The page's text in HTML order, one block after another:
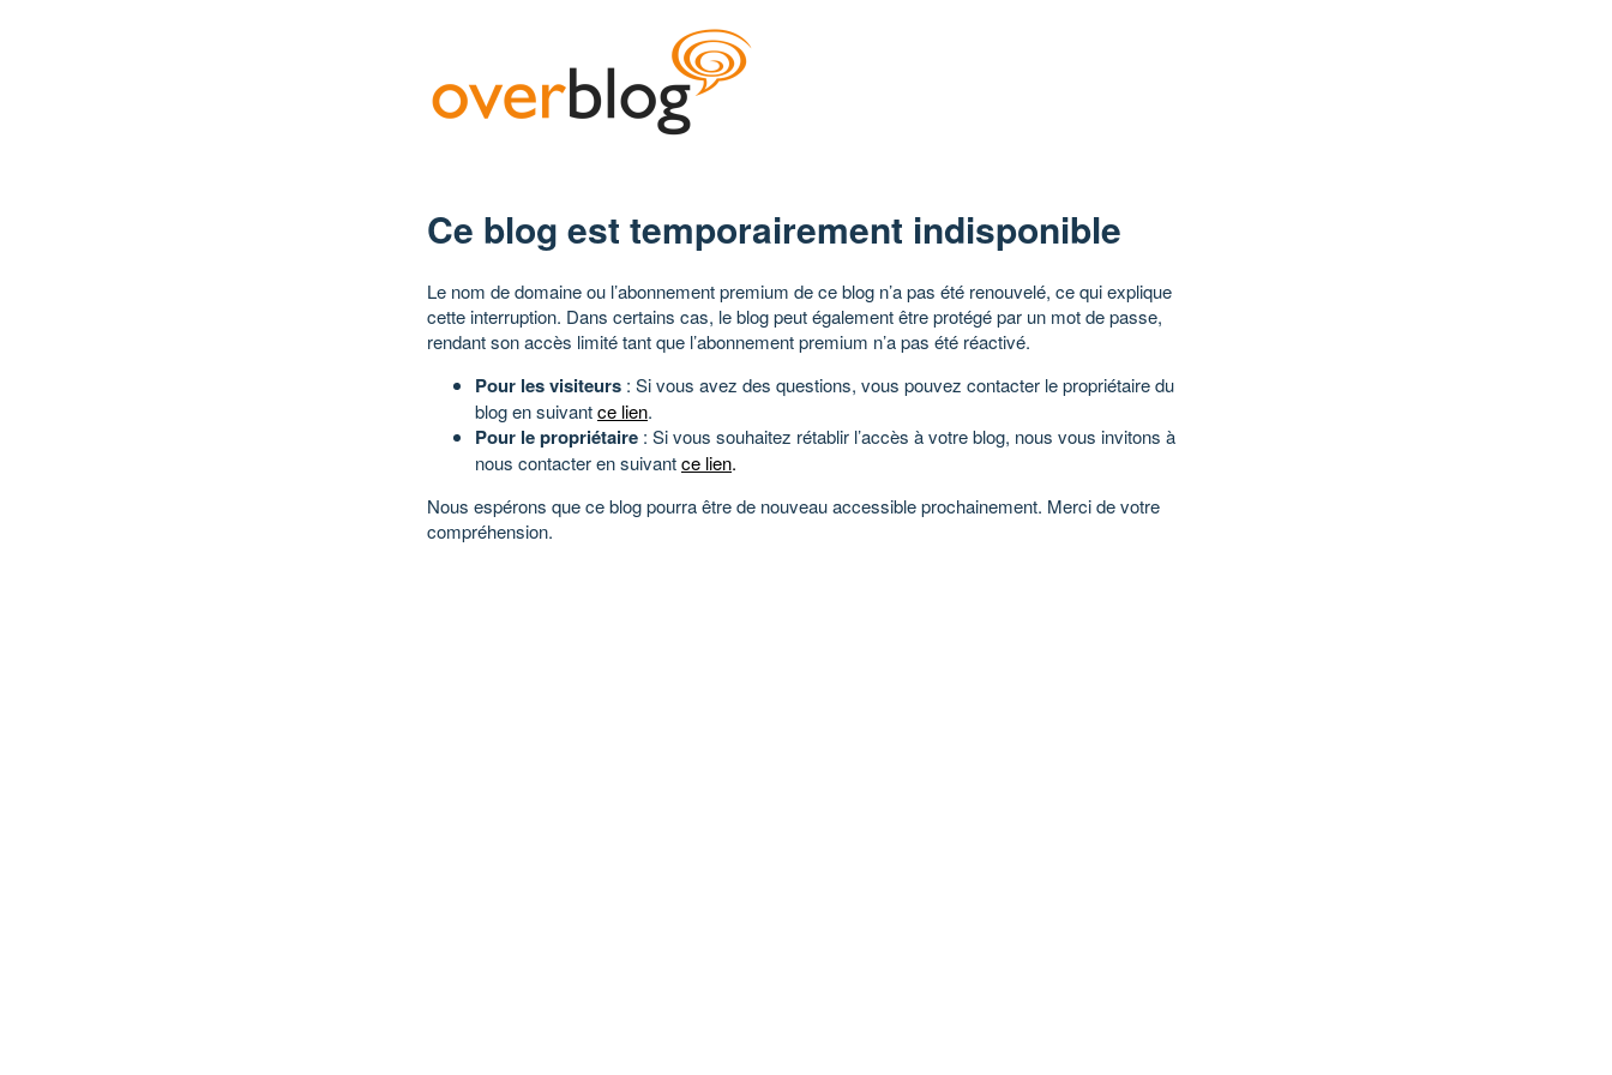
Ce blog est temporairement indisponible
Le nom de domaine ou l’abonnement premium de ce blog n’a pas été renouvelé, ce qui explique
cette interruption. Dans certains cas, le blog peut également être protégé par un mot de passe,
rendant son accès limité tant que l’abonnement premium n’a pas été réactivé.
Pour les visiteurs : Si vous avez des questions, vous pouvez contacter le propriétaire du
blog en suivantce lien.
Pour le propriétaire : Si vous souhaitez rétablir l’accès à votre blog, nous vous invitons à
nous contacter en suivantce lien.
Nous espérons que ce blog pourra être de nouveau accessible prochainement. Merci de votre
compréhension.